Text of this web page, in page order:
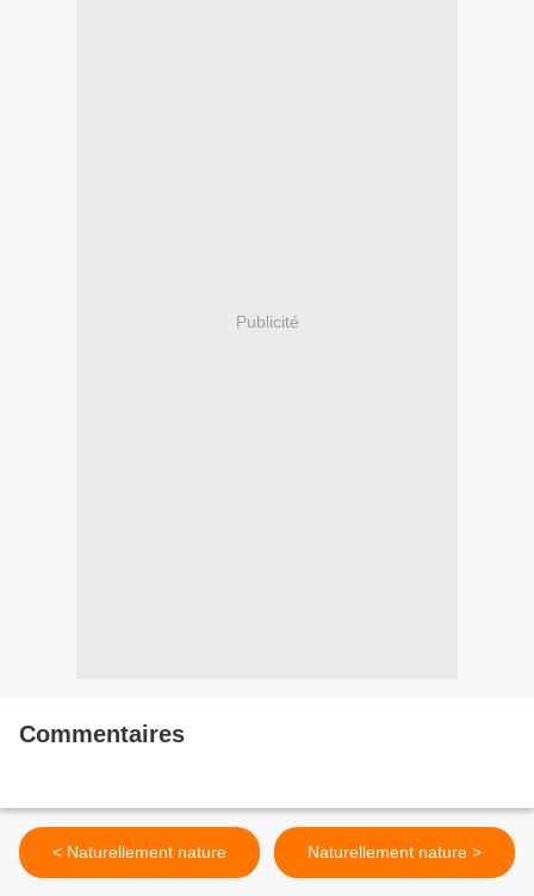
Publicité
Commentaires
< Naturellement nature Naturellement nature >